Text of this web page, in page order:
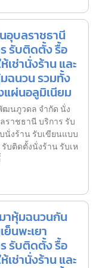
อุบลราชธานี
รับติดตั้ง รื้อ
เช่านั่งร้าน และ
ฉนวน รวมทั้ง
ผ่นอลูมิเนียม
ฒนภูวดล จำกัด นั่ง
ราชธานี บริการ รับ
นั่งร้าน รับเขียนแบบ
บติดตั้งนั่งร้าน รับเห
าหุ้มฉนวนกัน
ย็นพะเยา
รับติดตั้ง รื้อ
เช่านั่งร้าน และ